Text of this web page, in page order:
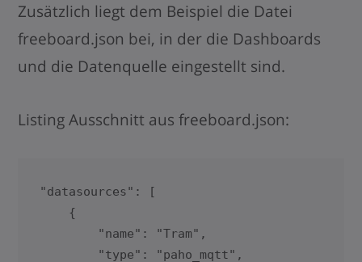
Zusätzlich liegt dem Beispiel die Datei
freeboard.json bei, in der die Dashboards
und die Datenquelle eingestellt sind.
Listing Ausschnitt aus freeboard.json:
"datasources": [
    {
"name": "Tram",
"type": "paho_mqtt",